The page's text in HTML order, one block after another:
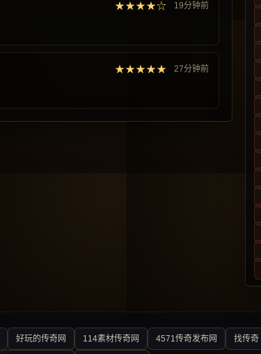
★★★★☆ 19分钟前
★★★★★ 27分钟前
好玩的传奇网 114素材传奇网 4571传奇发布网 找传奇